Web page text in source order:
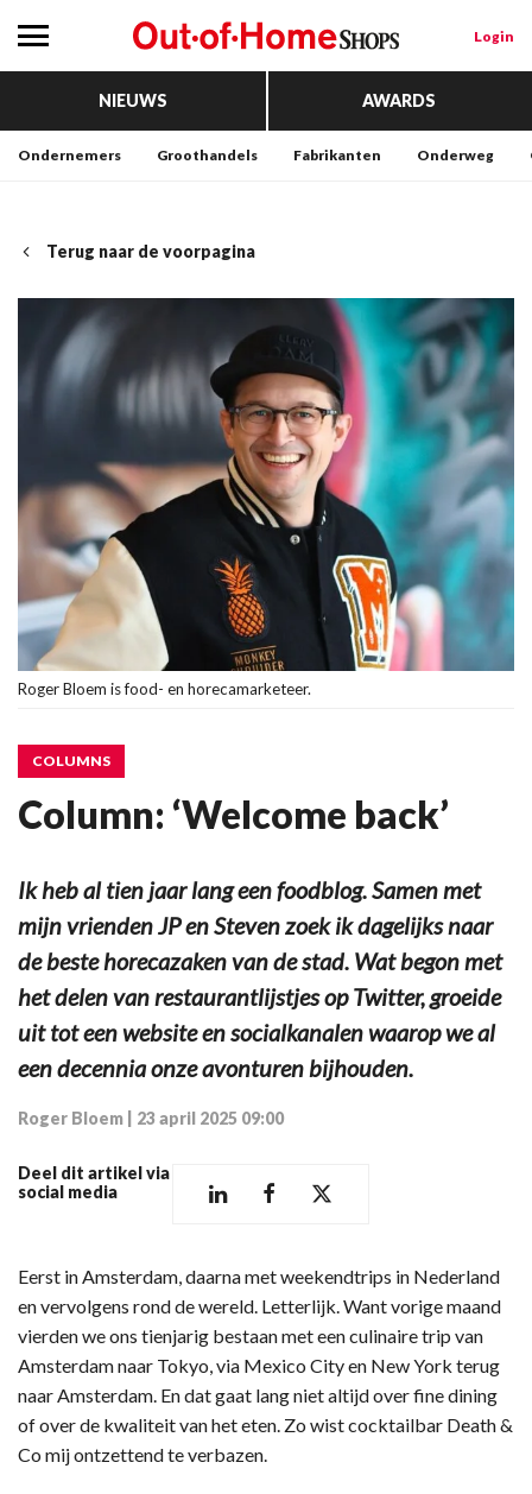
Login
NIEUWS AWARDS
Ondernemers Groothandels Fabrikanten Onderweg
Terug naar de voorpagina
Roger Bloem is food- en horecamarketeer.
COLUMNS
Column: ‘Welcome back’
Ik heb al tien jaar lang een foodblog. Samen met
mijn vrienden JP en Steven zoek ik dagelijks naar
de beste horecazaken van de stad. Wat begon met
het delen van restaurantlijstjes op Twitter, groeide
uit tot een website en socialkanalen waarop we al
een decennia onze avonturen bijhouden.
Roger Bloem 23 april 2025 09:00
Deel dit artikel via
social media
Eerst in Amsterdam, daarna met weekendtrips in Nederland
en vervolgens rond de wereld. Letterlijk. Want vorige maand
vierden we ons tienjarig bestaan met een culinaire trip van
Amsterdam naar Tokyo, via Mexico City en New York terug
naar Amsterdam. En dat gaat lang niet altijd over fine dining
of over de kwaliteit van het eten. Zo wist cocktailbar Death &
Co mij ontzettend te verbazen.